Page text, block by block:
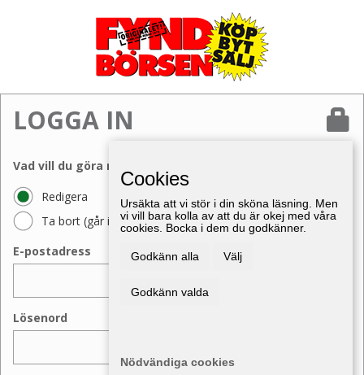
LOGGA IN
Vad vill du göra med din annons?
Redigera
Ta bort (går inte att ångra)
E-postadress
Lösenord
Cookies
Ursäkta att vi stör i din sköna läsning. Men
vi vill bara kolla av att du är okej med våra
cookies. Bocka i dem du godkänner.
Godkänn alla Välj
Godkänn valda
Nödvändiga cookies